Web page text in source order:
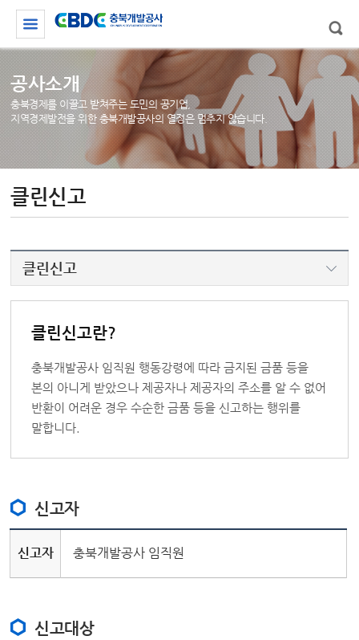
공사소개
충북경제를 이끌고 받쳐주는 도민의 공기업,
지역경제발전을 위한 충북개발공사의 열정은 멈추지 않습니다.
클린신고
클린신고
내부공익신고
부조리신고
클린신고
공익침해신고
클린신고란?
충북개발공사 임직원 행동강령에 따라 금지된 금품 등을
본의 아니게 받았으나 제공자나 제공자의 주소를 알 수 없어
반환이 어려운 경우 수순한 금품 등을 신고하는 행위를
말합니다.
신고자
신고자 충북개발공사 임직원
신고대상